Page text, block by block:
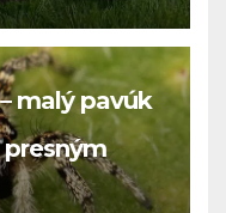
malý pavúk